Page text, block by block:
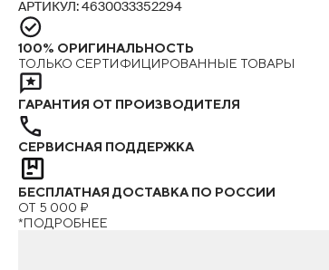
АРТИКУЛ: 4630033352294
100% ОРИГИНАЛЬНОСТЬ
ТОЛЬКО СЕРТИФИЦИРОВАННЫЕ ТОВАРЫ
ГАРАНТИЯ ОТ ПРОИЗВОДИТЕЛЯ
СЕРВИСНАЯ ПОДДЕРЖКА
БЕСПЛАТНАЯ ДОСТАВКА ПО РОССИИ
ОТ 5 000 ₽
*ПОДРОБНЕЕ